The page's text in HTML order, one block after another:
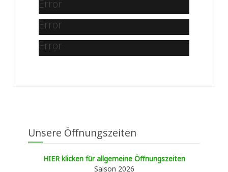
Error
Error
Error
Unsere Öffnungszeiten
HIER klicken für allgemeine Öffnungszeiten
Saison 2026